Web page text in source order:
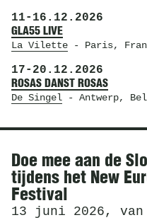
11- 16.12.2026
GLA55 LIVE
La Vilette- Paris,
17- 20.12.2026
ROSAS DANST ROSAS
De Singel- Antwerp,
Nieuws
Doe mee aan de
tijdens het New
Festival
13 juni 2026,